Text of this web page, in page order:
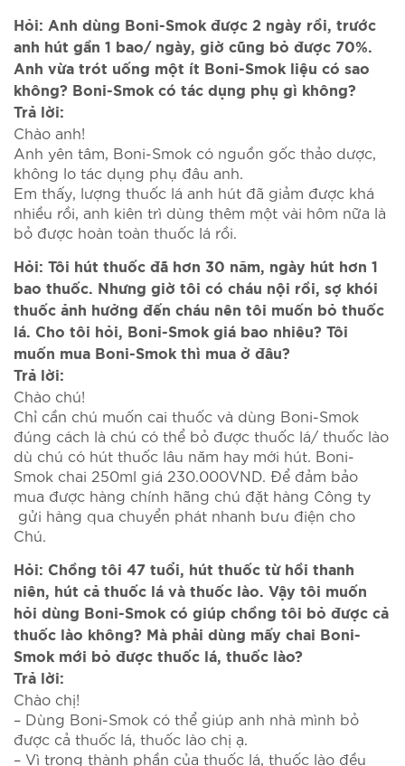
Hỏi: Anh dùng Boni-Smok được 2 ngày rồi, trước
anh hút gần 1 bao/ ngày, giờ cũng bỏ được 70%.
Anh vừa trót uống một ít Boni-Smok liệu có sao
không? Boni-Smok có tác dụng phụ gì không?
Trả lời:
Chào anh!
Anh yên tâm, Boni-Smok có nguồn gốc thảo dược,
không lo tác dụng phụ đâu anh.
Em thấy, lượng thuốc lá anh hút đã giảm được khá
nhiều rồi, anh kiên trì dùng thêm một vài hôm nữa là
bỏ được hoàn toàn thuốc lá rồi.
Hỏi: Tôi hút thuốc đã hơn 30 năm, ngày hút hơn 1
bao thuốc. Nhưng giờ tôi có cháu nội rồi, sợ khói
thuốc ảnh hưởng đến cháu nên tôi muốn bỏ thuốc
lá. Cho tôi hỏi, Boni-Smok giá bao nhiêu? Tôi
muốn mua Boni-Smok thì mua ở đâu?
Trả lời:
Chào chú!
Chỉ cần chú muốn cai thuốc và dùng Boni-Smok
đúng cách là chú có thể bỏ được thuốc lá/ thuốc lào
dù chú có hút thuốc lâu năm hay mới hút. Boni-
Smok chai 250ml giá 230.000VND. Để đảm bảo
mua được hàng chính hãng chú đặt hàng Công ty
gửi hàng qua chuyển phát nhanh bưu điện cho
Chú.
Hỏi: Chồng tôi 47 tuổi, hút thuốc từ hồi thanh
niên, hút cả thuốc lá và thuốc lào. Vậy tôi muốn
hỏi dùng Boni-Smok có giúp chồng tôi bỏ được cả
thuốc lào không? Mà phải dùng mấy chai Boni-
Smok mới bỏ được thuốc lá, thuốc lào?
Trả lời:
Chào chị!
– Dùng Boni-Smok có thể giúp anh nhà mình bỏ
được cả thuốc lá, thuốc lào chị ạ.
– Vì trong thành phần của thuốc lá, thuốc lào đều